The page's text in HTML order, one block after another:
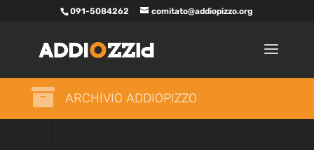
091-5084262 comitato@addiopizzo.org
 ARCHIVIO ADDIOPIZZO